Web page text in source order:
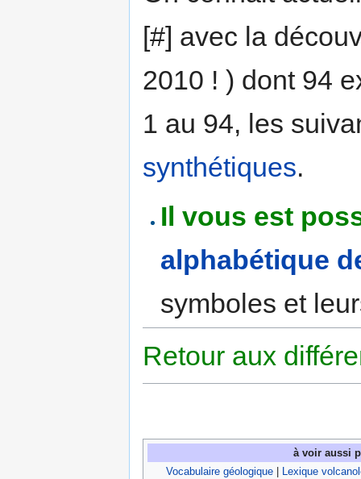
[#] avec la
2010 ! ) dont 94
1 au 94, les
synthétiques.
Il vous est
alphabétique
symboles et
Retour aux
à voir aussi
Vocabulaire géologique| Lexique